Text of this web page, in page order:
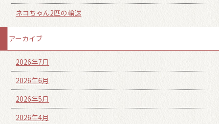
ネコちゃん2匹の輸送
アーカイブ
2026年7月
2026年6月
2026年5月
2026年4月